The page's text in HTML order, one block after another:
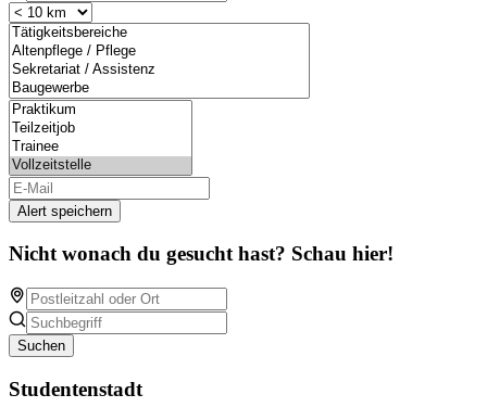
Alert speichern
Nicht wonach du gesucht hast? Schau hier!
Suchen
Studentenstadt